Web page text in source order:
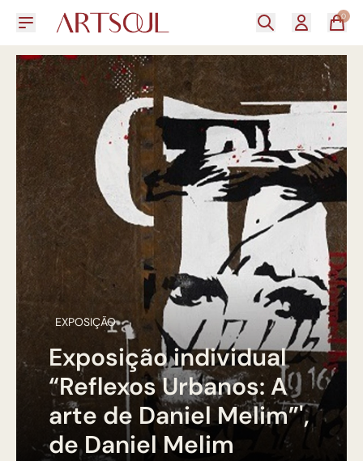
0
EXPOSIÇÃO
Exposição individual
“Reflexos Urbanos: A
arte de Daniel Melim”',
de Daniel Melim